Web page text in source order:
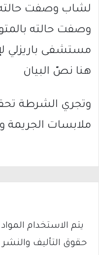
لشاب وصفت حالته
وصفت حالته
مستشفى باريزلي
هنا نصّ البيان
وتجري الشرطة
ملابسات الجريمة